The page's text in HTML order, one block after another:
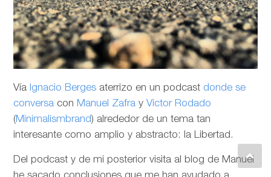
Vía Ignacio Berges aterrizo en un podcast donde se
conversa con Manuel Zafra y Victor Rodado
(Minimalismbrand) alrededor de un tema tan
interesante como amplio y abstracto: la Libertad.
Del podcast y de mi posterior visita al blog de Manuel